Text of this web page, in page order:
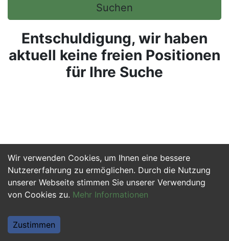
Wir verwenden Cookies, um Ihnen eine bessere
Nutzererfahrung zu ermöglichen. Durch die Nutzung
unserer Webseite stimmen Sie unserer Verwendung
von Cookies zu. Mehr Informationen
Zustimmen
Suchen
Entschuldigung, wir haben
aktuell keine freien Positionen
für Ihre Suche